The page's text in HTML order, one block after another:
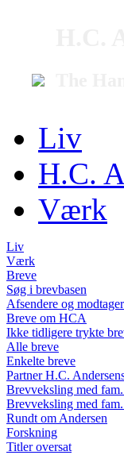
Liv
H.C.
Værk
Liv
Værk
Breve
Søg i brevbasen
Afsendere og
Breve om HCA
Ikke tidligere trykte
Alle breve
Enkelte breve
Partner H.C.
Brevveksling med
Brevveksling med
Rundt om Andersen
Forskning
Titler oversat